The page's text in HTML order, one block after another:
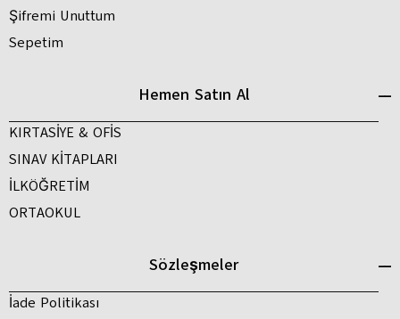
Şifremi Unuttum
Sepetim
Hemen Satın Al
KIRTASİYE & OFİS
SINAV KİTAPLARI
İLKÖĞRETİM
ORTAOKUL
Sözleşmeler
İade Politikası